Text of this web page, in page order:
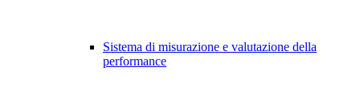
Sistema di misurazione e valutazione della
performance